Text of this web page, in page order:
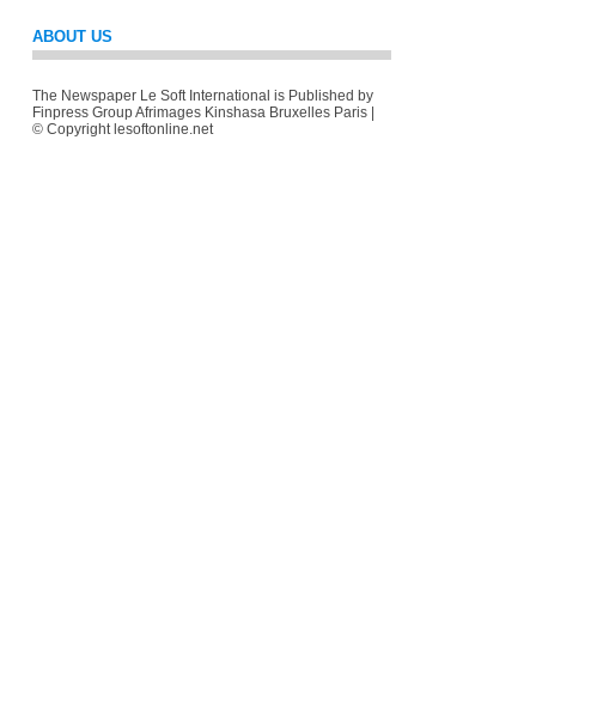
ABOUT US
The Newspaper Le Soft International is Published by
Finpress Group Afrimages Kinshasa Bruxelles Paris |
© Copyright lesoftonline.net